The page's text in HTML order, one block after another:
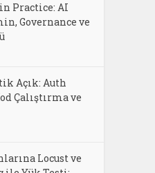
Practice: AI
Governance ve
Açık: Auth
Çalıştırma ve
Locust ve